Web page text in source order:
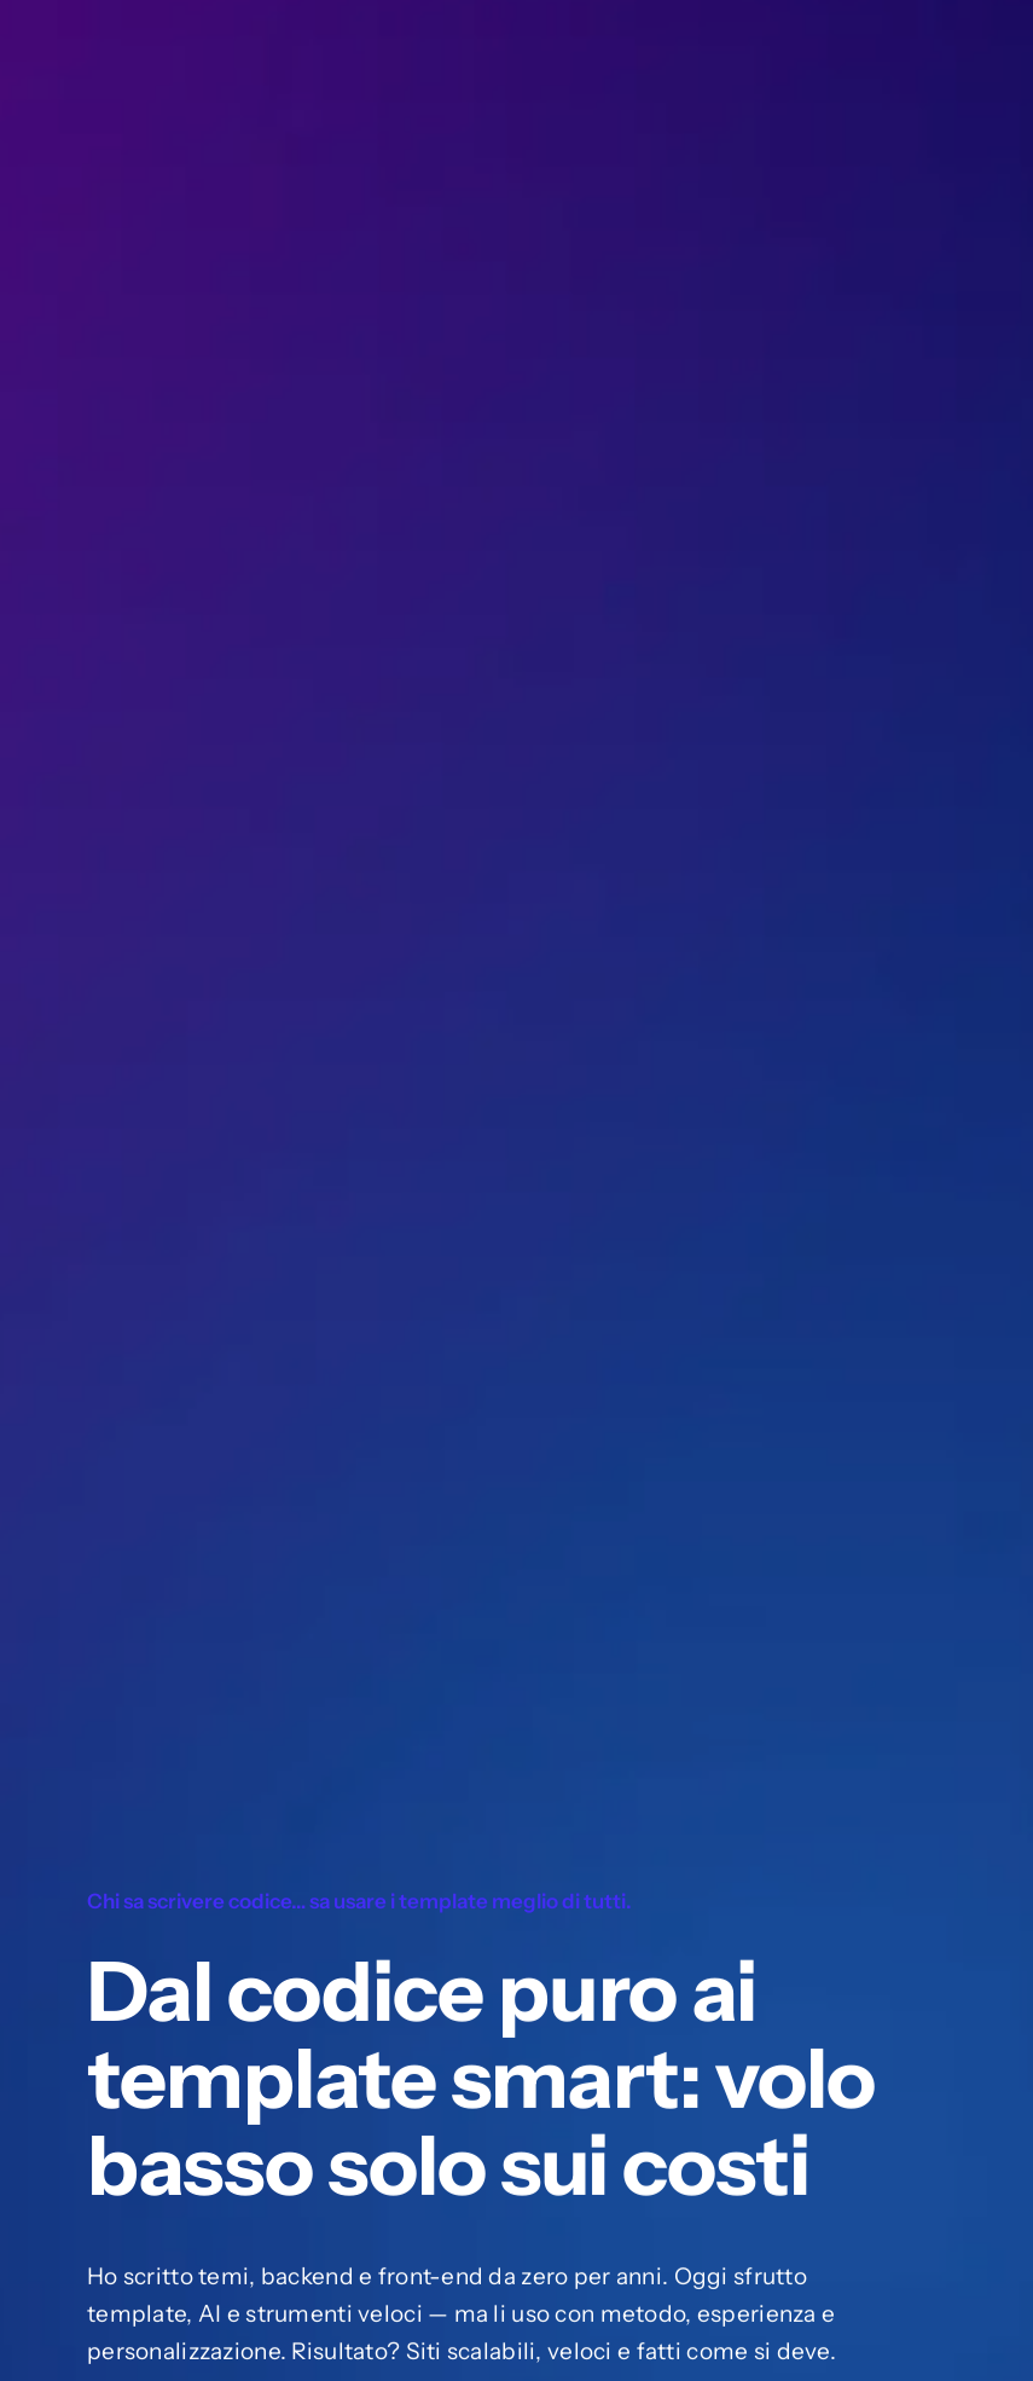
Chi sa scrivere codice… sa usare i template meglio di tutti.
Dal codice puro ai
template smart: volo
basso solo sui costi
Ho scritto temi, backend e front-end da zero per anni. Oggi sfrutto
template, AI e strumenti veloci — ma li uso con metodo, esperienza e
personalizzazione. Risultato? Siti scalabili, veloci e fatti come si deve.